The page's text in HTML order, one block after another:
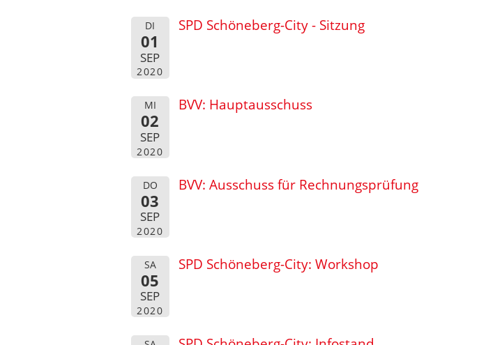
DI
01
SEP
2020
SPD Schöneberg-City - Sitzung
MI
02
SEP
2020
BVV: Hauptausschuss
DO
03
SEP
2020
BVV: Ausschuss für Rechnungsprüfung
SA
05
SEP
2020
SPD Schöneberg-City: Workshop